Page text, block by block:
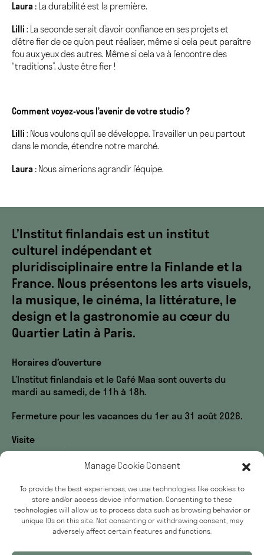
Manage Cookie Consent
To provide the best experiences, we use technologies like cookies to
store and/or access device information. Consenting to these
technologies will allow us to process data such as browsing behavior or
unique IDs on this site. Not consenting or withdrawing consent, may
adversely affect certain features and functions.
Laura : La durabilité est la première.
Lilli : La seconde serait d’avoir confiance en ses projets et
d’être fier de ce qu’on peut réaliser, même si cela peut paraître
fou aux yeux des autres. Même si cela va à l’encontre des
“traditions”. Juste être fier !
Comment voyez-vous l’avenir de votre studio ?
Lilli : Nous voulons qu’il se développe. Travailler un peu partout
dans le monde, étendre notre marché.
Laura : Nous aimerions agrandir l’équipe.
L’Institut finlandais est un institut
culturel indépendant et
pluridisciplinaire entre la Finlande et la
France. Nous présentons les arts visuels,
la musique, le cinéma, la littérature, le
design et la gastronomie au cœur du
Quartier Latin à Paris.
Horaires d’ouverture
L’Institut finlandais et le Café Maa sont ouverts du
mardi au samedi, de 11h à 18h.
Fermeture pour les vacances du 1er au 31 août 2026.
Visite
33, rue du Sommerard
Accessibilité
Presse